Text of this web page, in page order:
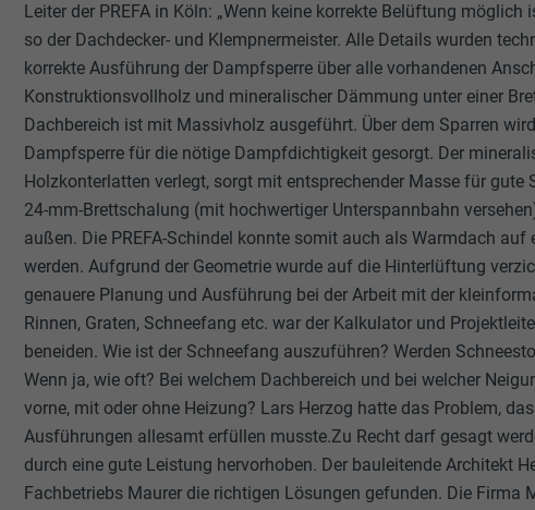
Leiter der PREFA in Köln: „Wenn keine korrekte Belüftung
so der Dachdecker- und Klempnermeister. Alle Details wurden
korrekte Ausführung der Dampfsperre über alle vorhandenen
Konstruktionsvollholz und mineralischer Dämmung unter einer
Dachbereich ist mit Massivholz ausgeführt. Über dem Sparren
Dampfsperre für die nötige Dampfdichtigkeit gesorgt. Der
Holzkonterlatten verlegt, sorgt mit entsprechender Masse für gute
24-mm-Brettschalung (mit hochwertiger Unterspannbahn
außen. Die PREFA-Schindel konnte somit auch als Warmdach auf
werden. Aufgrund der Geometrie wurde auf die Hinterlüftung
genauere Planung und Ausführung bei der Arbeit mit der
Rinnen, Graten, Schneefang etc. war der Kalkulator und
beneiden. Wie ist der Schneefang auszuführen? Werden
Wenn ja, wie oft? Bei welchem Dachbereich und bei welcher
vorne, mit oder ohne Heizung? Lars Herzog hatte das Problem,
Ausführungen allesamt erfüllen musste.Zu Recht darf gesagt
durch eine gute Leistung hervorhoben. Der bauleitende Architekt
Fachbetriebs Maurer die richtigen Lösungen gefunden. Die Firma